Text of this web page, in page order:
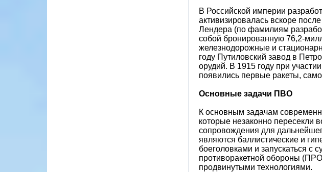
В Российской империи
активизировалась вскоре
Лендера (по фамилиям
собой бронированную 76,2-
железнодорожные и
году Путиловский завод в
орудий. В 1915 году при
появились первые ракеты,
Основные задачи ПВО
К основным задачам
которые незаконно пересекли
сопровождения для
являются баллистические и
боеголовками и запускаться с
противоракетной обороны
продвинутыми технологиями.